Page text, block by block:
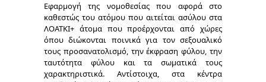
Εφαρμογή της νομοθεσίας που αφορά στο
καθεστώς του ατόμου που αιτείται ασύλου στα
ΛΟΑΤΚΙ+ άτομα που προέρχονται από χώρες
όπου διώκονται ποινικά για τον σεξουαλικό
τους προσανατολισμό, την έκφραση φύλου, την
ταυτότητα φύλου και τα σωματικά τους
χαρακτηριστικά. Αντίστοιχα, στα κέντρα